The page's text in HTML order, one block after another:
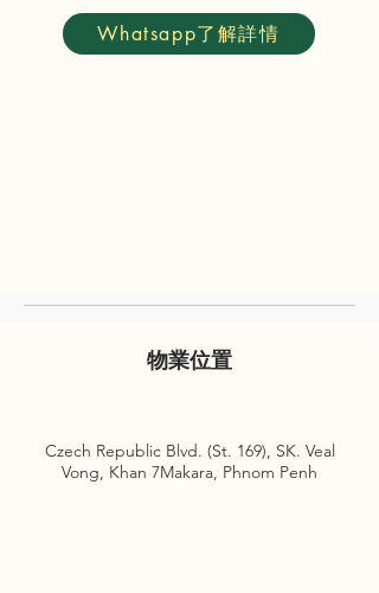
Whatsapp了解詳情
物業位置
Czech Republic Blvd. (St. 169), SK. Veal
Vong, Khan 7Makara, Phnom Penh